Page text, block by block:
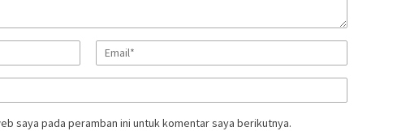
saya pada peramban ini untuk komentar saya berikutnya.